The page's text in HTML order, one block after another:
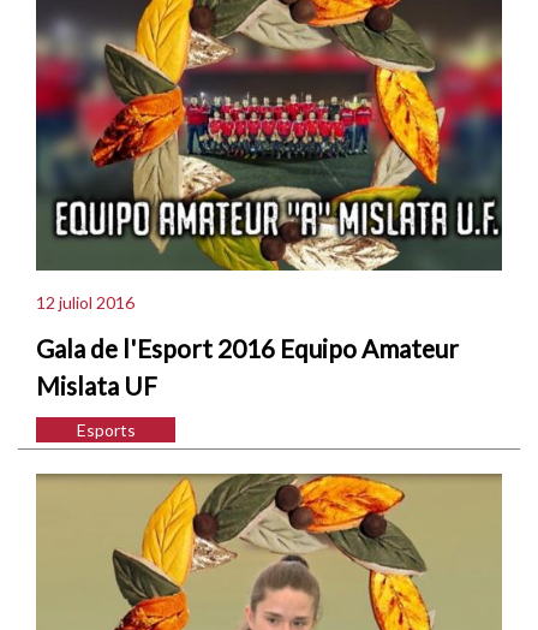
12 juliol 2016
Gala de l'Esport 2016 Equipo Amateur
Mislata UF
Esports